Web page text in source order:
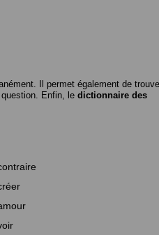
Il permet également de
Enfin, le dictionnaire des